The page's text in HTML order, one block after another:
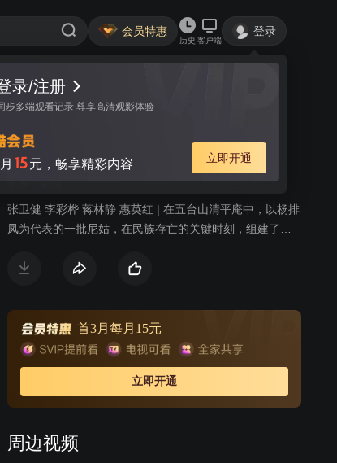
会员特惠
历史 客户端
登录
录/注册
步多端观看记录 尊享高清观影体验
15元，畅享精彩内容 立即开通
视频 讨论
五台山抗日传奇女兵排
张卫健 李彩桦 蒋林静 惠英红 | 在五台山清平庵中，以杨排
凤为代表的一批尼姑，在民族存亡的关键时刻，组建了一
日寇，惩恶即扬善”的正义抉择。而由张卫健扮演的女兵排
传说。
首3月每月15元
立即开通
周边视频